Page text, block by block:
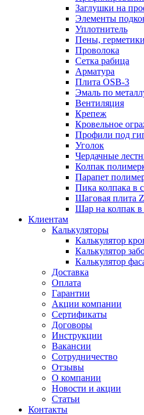
Заглушки на
Элементы
Уплотнитель
Пены,
Проволока
Сетка рабица
Арматура
Плита OSB-3
Эмаль по
Вентиляция
Крепеж
Кровельное
Профили под
Уголок
Чердачные
Колпак
Парапет
Пика колпака в
Шаговая плита
Шар на колпак
Клиентам
Калькуляторы
Калькулятор
Калькулятор
Калькулятор
Доставка
Оплата
Гарантии
Акции компании
Сертификаты
Договоры
Инструкции
Вакансии
Сотрудничество
Отзывы
О компании
Новости и акции
Статьи
Контакты